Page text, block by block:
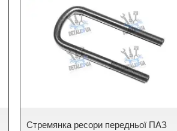
Стремянка ресори передньої ПАЗ